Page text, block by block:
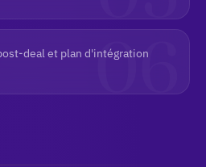
deal et plan d'intégration